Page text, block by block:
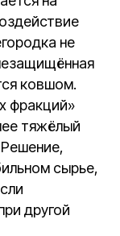
не
ковшом.
фракций»
тяжёлый
сырье,
другой